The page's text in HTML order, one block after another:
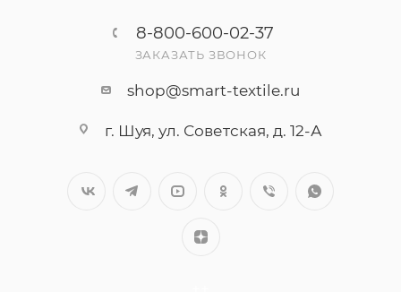
8-800-600-02-37
ЗАКАЗАТЬ ЗВОНОК
shop@smart-textile.ru
г. Шуя, ул. Советская, д. 12-А